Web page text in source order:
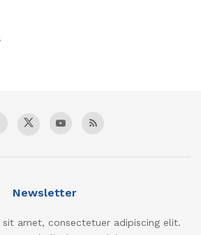
Newsletter
amet, consectetuer adipiscing elit.